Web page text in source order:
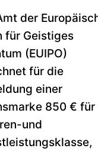
der
für Geistiges
(EUIPO)
für die
einer
850 € für
und